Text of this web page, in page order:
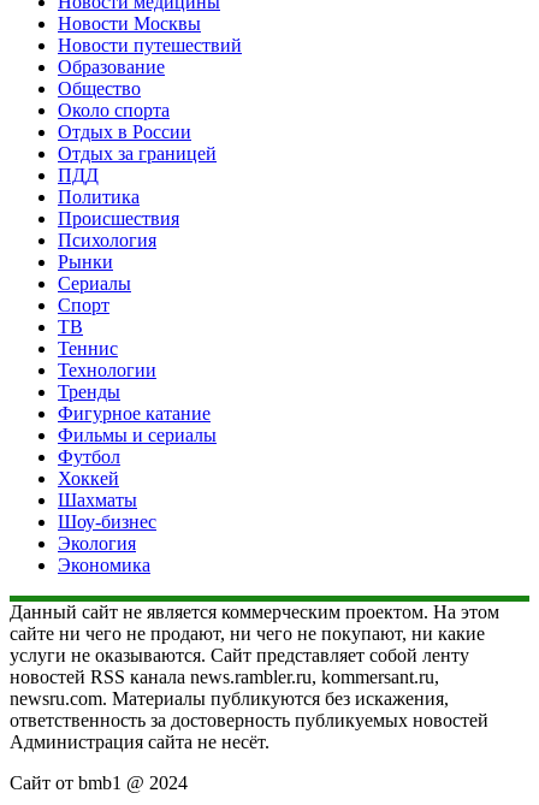
Новости Москвы
Новости путешествий
Образование
Общество
Около спорта
Отдых в России
Отдых за границей
ПДД
Политика
Происшествия
Психология
Рынки
Сериалы
Спорт
ТВ
Теннис
Технологии
Тренды
Фигурное катание
Фильмы и сериалы
Футбол
Хоккей
Шахматы
Шоу-бизнес
Экология
Экономика
Данный сайт не является коммерческим проектом. На этом
сайте ни чего не продают, ни чего не покупают, ни какие
услуги не оказываются. Сайт представляет собой ленту
новостей RSS канала news.rambler.ru, kommersant.ru,
newsru.com. Материалы публикуются без искажения,
ответственность за достоверность публикуемых новостей
Администрация сайта не несёт.
Сайт от bmb1 @ 2024